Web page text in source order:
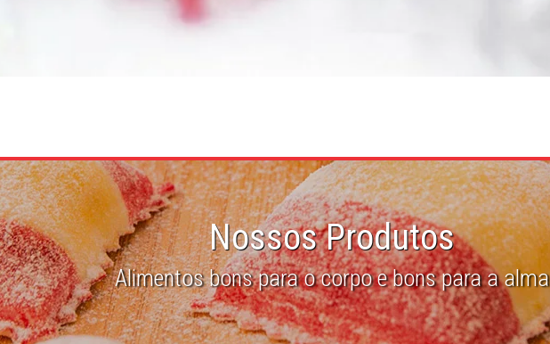
Nossos Produtos
Alimentos bons para o corpo e bons para a alma